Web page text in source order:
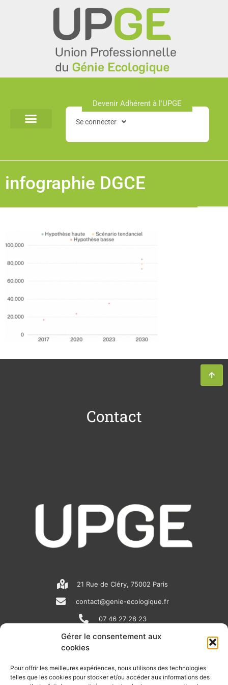
Gérer le consentement aux
cookies
Pour offrir les meilleures expériences, nous utilisons des technologies
telles que les cookies pour stocker et/ou accéder aux informations des
Devenir Adhérent à l'UPGE​
Se connecter
infographie DGCE
Contact
21 Rue de Cléry, 75002 Paris
contact@genie-ecologique.fr
07 46 27 28 23
N
e
i
o